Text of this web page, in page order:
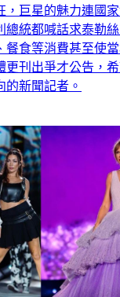
來驚人的經濟效益
，巨星的魅力連國
統都喊話求泰勒絲
餐食等消費甚至使
刊出爭才公告，希